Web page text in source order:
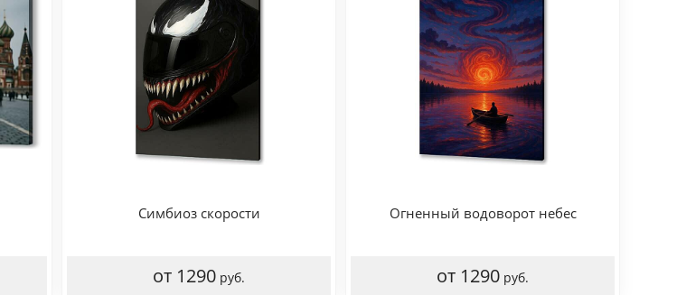
Симбиоз скорости
от 1290 руб.
Огненный водоворот небес
от 1290 руб.